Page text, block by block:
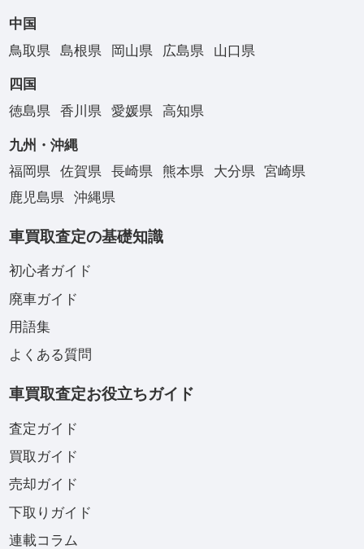
中国
鳥取県
島根県 岡山県 広島県 山口県
四国
徳島県
香川県 愛媛県 高知県
九州・沖縄
福岡県
佐賀県 長崎県 熊本県 大分県
宮崎県
鹿児島県
沖縄県
車買取査定の基礎知識
初心者ガイド
廃車ガイド
用語集
よくある質問
車買取査定お役立ちガイド
査定ガイド
買取ガイド
売却ガイド
下取りガイド
連載コラム